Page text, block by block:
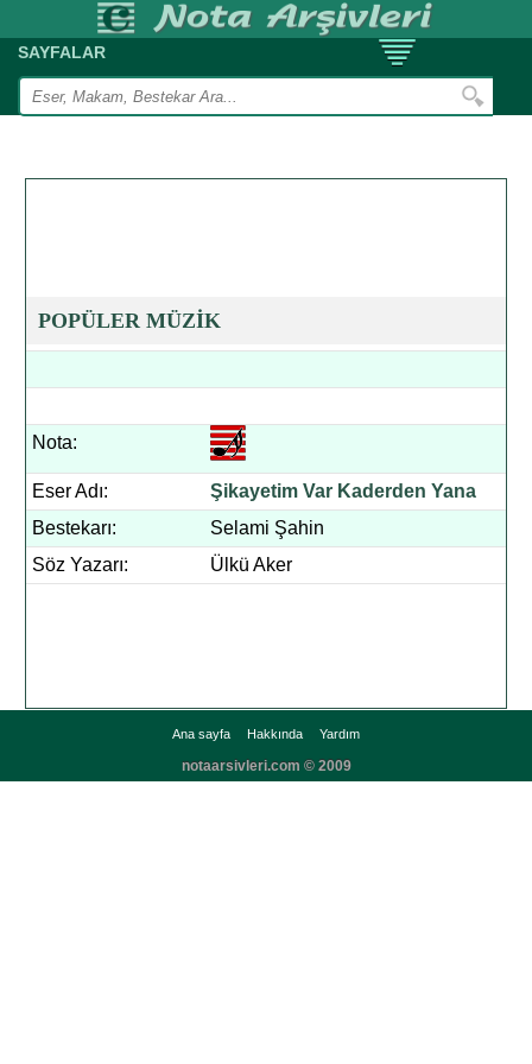
SAYFALAR
POPÜLER MÜZİK
Nota:
Eser Adı:
Şikayetim Var Kaderden Yana
Bestekarı:
Selami Şahin
Söz Yazarı:
Ülkü Aker
Ana sayfa Hakkında Yardım
notaarsivleri.com © 2009